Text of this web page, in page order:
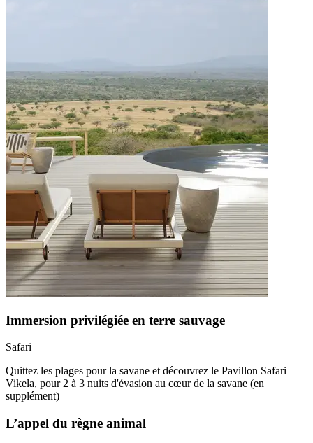
Immersion privilégiée en terre sauvage
Safari
Quittez les plages pour la savane et découvrez le Pavillon Safari
Vikela, pour 2 à 3 nuits d'évasion au cœur de la savane (en
supplément)
L’appel du règne animal